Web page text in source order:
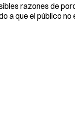
razones de
a que el público